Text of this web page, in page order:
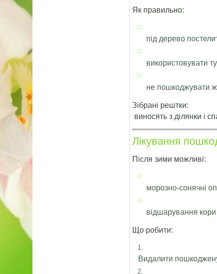
Як правильно:
під дерево
використовувати
не пошкоджувати
Зібрані рештки:
виносять з ділянки і
Лікування
Після зими можливі:
морозно-сонячні
відшарування кори
Що робити:
Видалити